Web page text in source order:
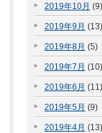
2019年10月 (9)
2019年9月 (13)
2019年8月 (5)
2019年7月 (10)
2019年6月 (11)
2019年5月 (9)
2019年4月 (13)